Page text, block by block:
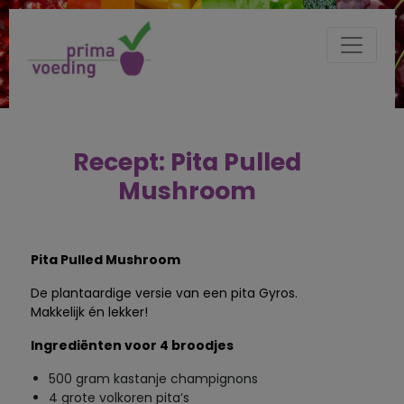
Recept: Pita Pulled
Mushroom
Pita Pulled Mushroom
De plantaardige versie van een pita Gyros.
Makkelijk én lekker!
Ingrediënten voor 4 broodjes
500 gram kastanje champignons
4 grote volkoren pita’s